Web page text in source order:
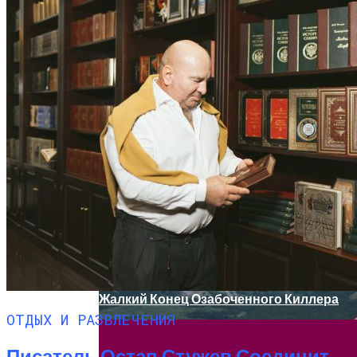
Изучайте Транзитный Анализ Онлайн С
Институтом Smart И Расширьте Свои
Границы
Дербент: Путеводитель По Главным
Достопримечательностям Древнего
Города
“Ликвидатор” Микки Спиллейна.
Жалкий Конец Озабоченного Киллера
ОТДЫХ И РАЗВЛЕЧЕНИЯ